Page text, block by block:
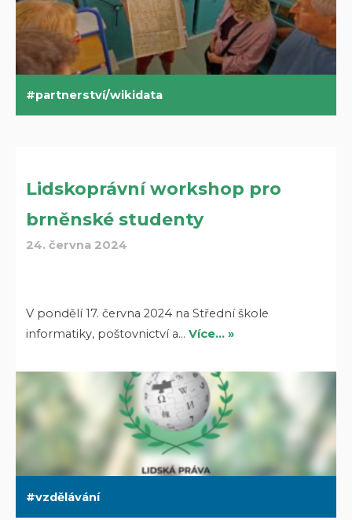
partnerství/wikidata
Lidskoprávní workshop pro
brněnské studenty
24. června 2024
V pondělí 17. června 2024 na Střední škole
informatiky, poštovnictví a…Více… »
vzdělávání